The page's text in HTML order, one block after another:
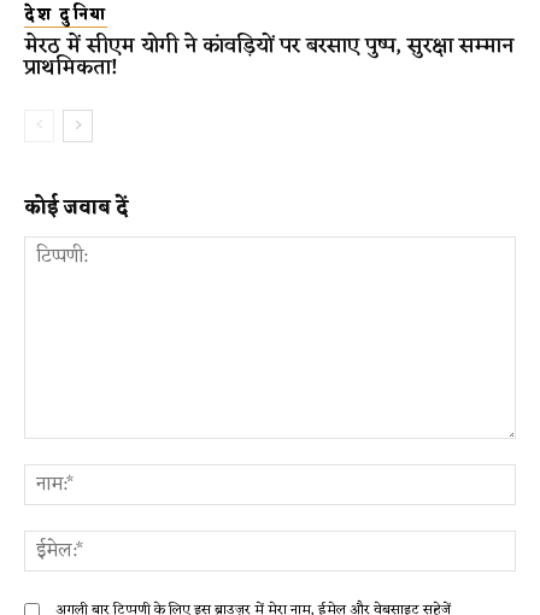
देश दुनिया
मेरठ में सीएम योगी ने कांवड़ियों पर बरसाए पुष्प, सुरक्षा सम्मान
प्राथमिकता!
कोई जवाब दें